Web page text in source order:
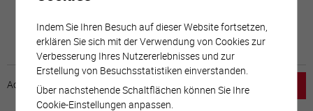
Accueil horaire emploi Mentions légales
Indem Sie Ihren Besuch auf dieser Website fortsetzen,
erklären Sie sich mit der Verwendung von Cookies zur
Verbesserung Ihres Nutzererlebnisses und zur
Erstellung von Besuchsstatistiken einverstanden.
Über nachstehende Schaltflächen können Sie Ihre
Cookie-Einstellungen anpassen.